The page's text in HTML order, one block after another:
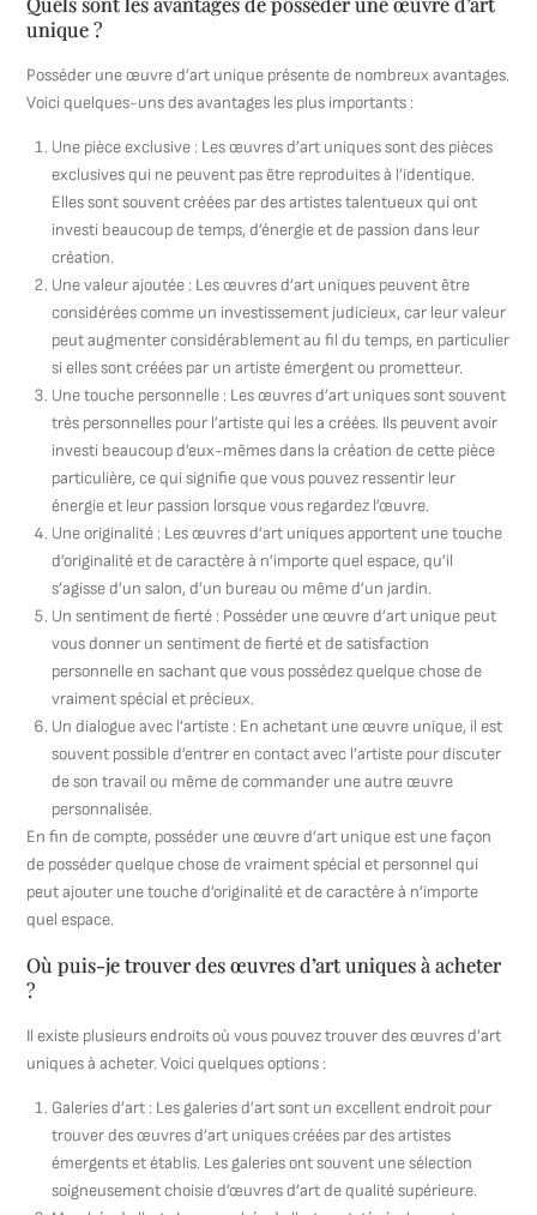
unique ?
Posséder une œuvre d’art unique présente de nombreux avantages.
Voici quelques-uns des avantages les plus importants :
Une pièce exclusive : Les œuvres d’art uniques sont des pièces
exclusives qui ne peuvent pas être reproduites à l’identique.
Elles sont souvent créées par des artistes talentueux qui ont
investi beaucoup de temps, d’énergie et de passion dans leur
création.
Une valeur ajoutée : Les œuvres d’art uniques peuvent être
considérées comme un investissement judicieux, car leur valeur
peut augmenter considérablement au fil du temps, en particulier
si elles sont créées par un artiste émergent ou prometteur.
Une touche personnelle : Les œuvres d’art uniques sont souvent
très personnelles pour l’artiste qui les a créées. Ils peuvent avoir
investi beaucoup d’eux-mêmes dans la création de cette pièce
particulière, ce qui signifie que vous pouvez ressentir leur
énergie et leur passion lorsque vous regardez l’œuvre.
Une originalité : Les œuvres d’art uniques apportent une touche
d’originalité et de caractère à n’importe quel espace, qu’il
s’agisse d’un salon, d’un bureau ou même d’un jardin.
Un sentiment de fierté : Posséder une œuvre d’art unique peut
vous donner un sentiment de fierté et de satisfaction
personnelle en sachant que vous possédez quelque chose de
vraiment spécial et précieux.
Un dialogue avec l’artiste : En achetant une œuvre unique, il est
souvent possible d’entrer en contact avec l’artiste pour discuter
de son travail ou même de commander une autre œuvre
personnalisée.
En fin de compte, posséder une œuvre d’art unique est une façon
de posséder quelque chose de vraiment spécial et personnel qui
peut ajouter une touche d’originalité et de caractère à n’importe
quel espace.
Où puis-je trouver des œuvres d’art uniques à acheter
?
Il existe plusieurs endroits où vous pouvez trouver des œuvres d’art
uniques à acheter. Voici quelques options :
Galeries d’art : Les galeries d’art sont un excellent endroit pour
trouver des œuvres d’art uniques créées par des artistes
émergents et établis. Les galeries ont souvent une sélection
soigneusement choisie d’œuvres d’art de qualité supérieure.